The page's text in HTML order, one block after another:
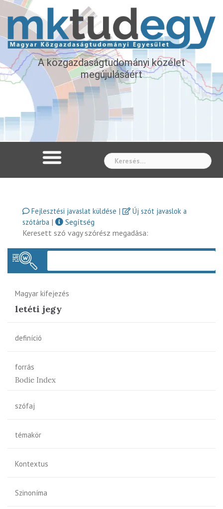
A közgazdaságtudományi közélet
megújulásáért
Fejlesztési javaslat küldése |
Új szót javaslok a
szótárba |
Segítség
Keresett szó vagy szórész megadása:
Magyar kifejezés
letéti jegy
definíció
forrás
Bodie Index
szófaj
témakör
Kontextus
Szinoníma